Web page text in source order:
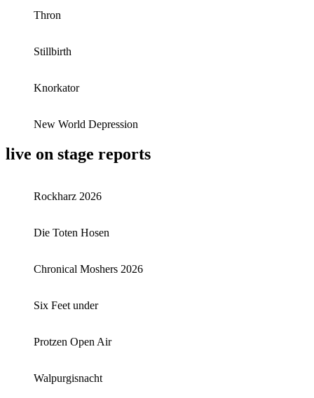
Thron
Stillbirth
Knorkator
New World Depression
live on stage reports
Rockharz 2026
Die Toten Hosen
Chronical Moshers 2026
Six Feet under
Protzen Open Air
Walpurgisnacht